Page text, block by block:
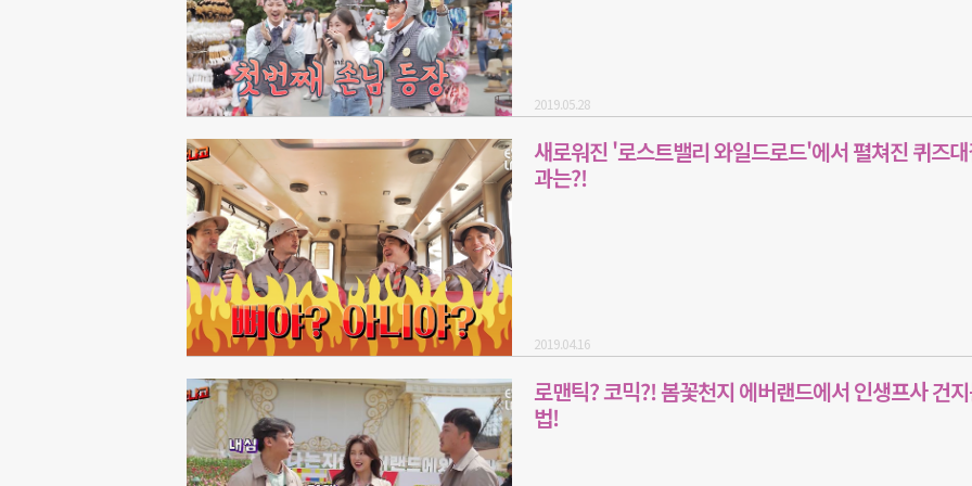
2019.05.28
새로워진 '로스트밸리 와일드로드'에서 펼쳐진 퀴즈
과는?!
2019.04.16
로맨틱? 코믹?! 봄꽃천지 에버랜드에서 인생프사 건
법!